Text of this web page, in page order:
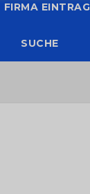
FIRMA
SUCHE